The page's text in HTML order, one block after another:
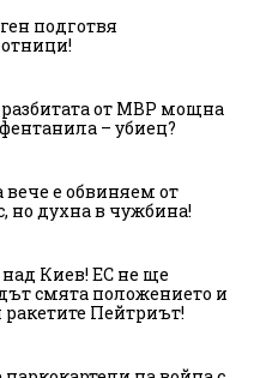
подготвя
разбитата от МВР мощна
– убиец?
е обвиняем от
но духна в чужбина!
Киев! ЕС не ще
смята положението и
Пейтриът!